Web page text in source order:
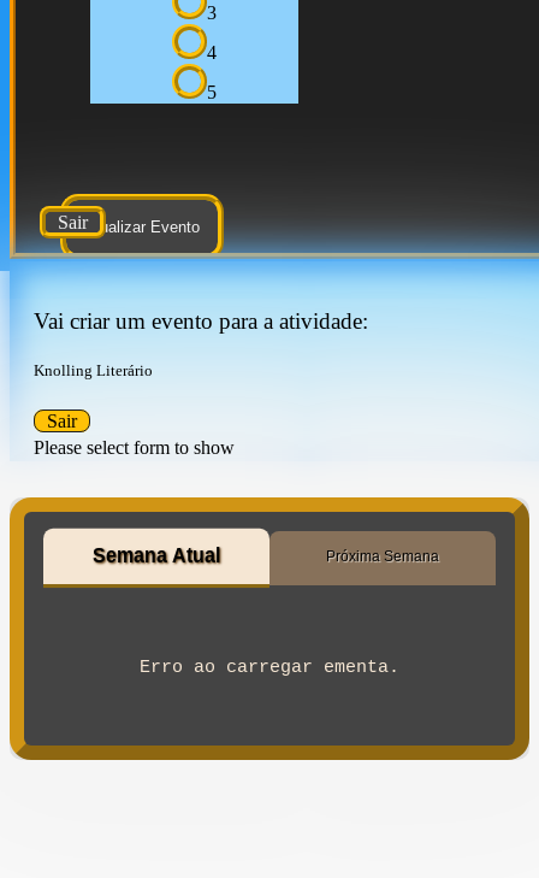
3
4
5
Atualizar Evento
Sair
Vai criar um evento para a atividade:
Knolling Literário
Please select form to show
Sair
Semana Atual Próxima Semana
Erro ao carregar ementa.